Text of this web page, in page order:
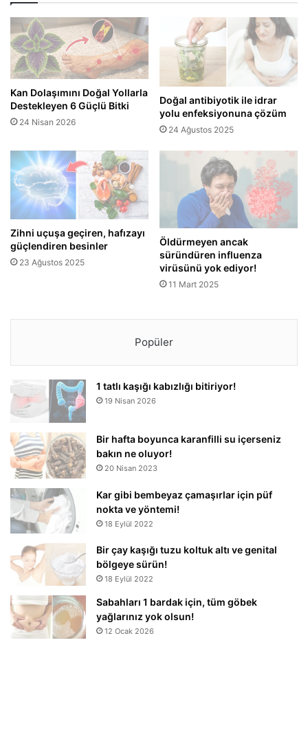
Kan Dolaşımını Doğal Yollarla
Destekleyen 6 Güçlü Bitki
24 Nisan 2026
Doğal antibiyotik ile idrar
yolu enfeksiyonuna çözüm
24 Ağustos 2025
Zihni uçuşa geçiren, hafızayı
güçlendiren besinler
23 Ağustos 2025
Öldürmeyen ancak
süründüren influenza
virüsünü yok ediyor!
11 Mart 2025
Popüler
1 tatlı kaşığı kabızlığı bitiriyor!
19 Nisan 2026
Bir hafta boyunca karanfilli su içerseniz
bakın ne oluyor!
20 Nisan 2023
Kar gibi bembeyaz çamaşırlar için püf
nokta ve yöntemi!
18 Eylül 2022
Bir çay kaşığı tuzu koltuk altı ve genital
bölgeye sürün!
18 Eylül 2022
Sabahları 1 bardak için, tüm göbek
yağlarınız yok olsun!
12 Ocak 2026